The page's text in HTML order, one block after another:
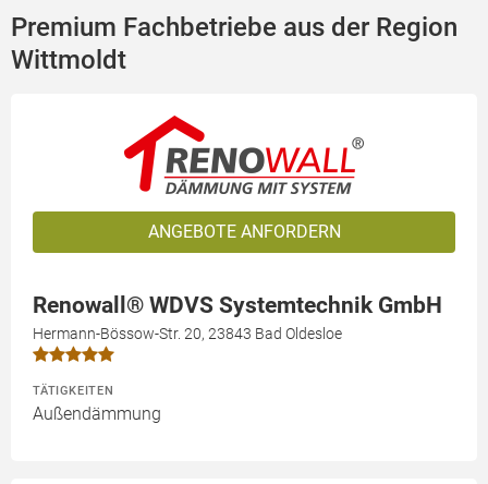
Premium Fachbetriebe aus der Region
Wittmoldt
ANGEBOTE ANFORDERN
Renowall® WDVS Systemtechnik GmbH
Hermann-Bössow-Str. 20, 23843 Bad Oldesloe
TÄTIGKEITEN
Außendämmung